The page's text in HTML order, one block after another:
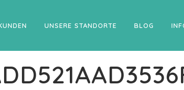
UNSERE STANDORTE BLOG